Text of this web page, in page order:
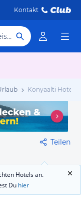
Kontakt
Hotel, Reiseziel
Konyaalti Hotels
Teilen
Hotels an.
Du hier